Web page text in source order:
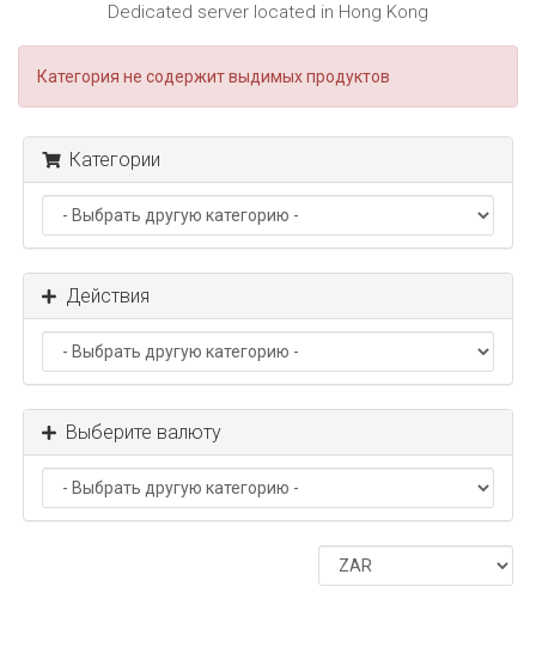
Dedicated server located in Hong Kong
Категория не содержит выдимых продуктов
Категории
Действия
Выберите валюту